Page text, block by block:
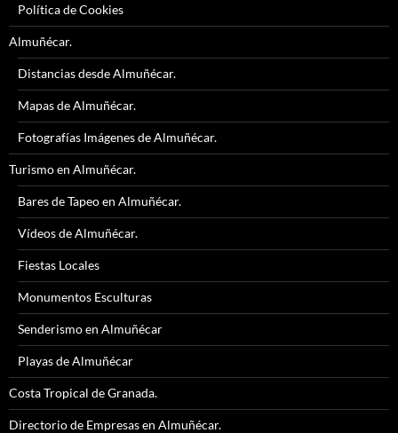
Política de Cookies
Almuñécar.
Distancias desde Almuñécar.
Mapas de Almuñécar.
Fotografías Imágenes de Almuñécar.
Turismo en Almuñécar.
Bares de Tapeo en Almuñécar.
Vídeos de Almuñécar.
Fiestas Locales
Monumentos Esculturas
Senderismo en Almuñécar
Playas de Almuñécar
Costa Tropical de Granada.
Directorio de Empresas en Almuñécar.